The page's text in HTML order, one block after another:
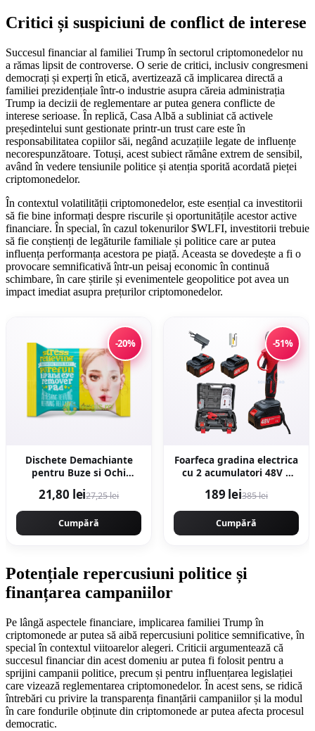
Critici și suspiciuni de conflict de interese
Succesul financiar al familiei Trump în sectorul criptomonedelor nu
a rămas lipsit de controverse. O serie de critici, inclusiv congresmeni
democrați și experți în etică, avertizează că implicarea directă a
familiei prezidențiale într-o industrie asupra căreia administrația
Trump ia decizii de reglementare ar putea genera conflicte de
interese serioase. În replică, Casa Albă a subliniat că activele
președintelui sunt gestionate printr-un trust care este în
responsabilitatea copiilor săi, negând acuzațiile legate de influențe
necorespunzătoare. Totuși, acest subiect rămâne extrem de sensibil,
având în vedere tensiunile politice și atenția sporită acordată pieței
criptomonedelor.
În contextul volatilității criptomonedelor, este esențial ca investitorii
să fie bine informați despre riscurile și oportunitățile acestor active
financiare. În special, în cazul tokenurilor $WLFI, investitorii trebuie
să fie conștienți de legăturile familiale și politice care ar putea
influența performanța acestora pe piață. Aceasta se dovedește a fi o
provocare semnificativă într-un peisaj economic în continuă
schimbare, în care știrile și evenimentele geopolitice pot avea un
impact imediat asupra prețurilor criptomonedelor.
-20%
Dischete Demachiante
pentru Buze si Ochi
30buc
21,80 lei27,25 lei
Cumpără
-51%
Foarfeca gradina electrica
cu 2 acumulatori 48V x
diametru taiere 27mm,
Valiza, profesional
Motoyama Japan
CMP1728
189 lei385 lei
Cumpără
Potențiale repercusiuni politice și
finanțarea campaniilor
Pe lângă aspectele financiare, implicarea familiei Trump în
criptomonede ar putea să aibă repercusiuni politice semnificative, în
special în contextul viitoarelor alegeri. Criticii argumentează că
succesul financiar din acest domeniu ar putea fi folosit pentru a
sprijini campanii politice, precum și pentru influențarea legislației
care vizează reglementarea criptomonedelor. În acest sens, se ridică
întrebări cu privire la transparența finanțării campaniilor și la modul
în care fondurile obținute din criptomonede ar putea afecta procesul
democratic.